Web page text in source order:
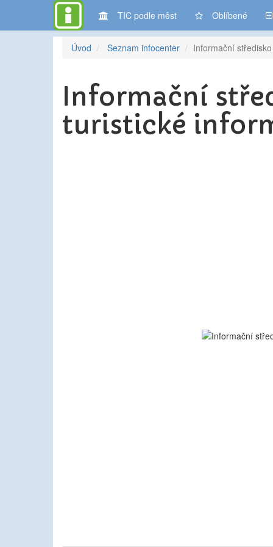
TIC podle měst Oblíbené
Úvod Seznam infocenter Informační
Informační
turistické